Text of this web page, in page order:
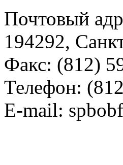
Почтовый
194292,
Факс: (812)
Телефон:
E-mail: